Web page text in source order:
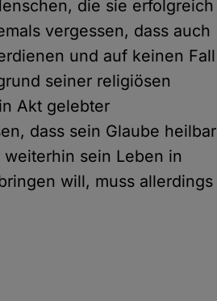
die sie erfolgreich
vergessen, dass auch
und auf keinen Fall
seiner religiösen
Akt gelebter
dass sein Glaube heilbar
sein Leben in
will, muss allerdings